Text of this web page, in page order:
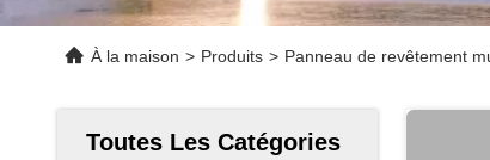
À la maison > Produits > Panneau de revêtement
Toutes Les Catégories